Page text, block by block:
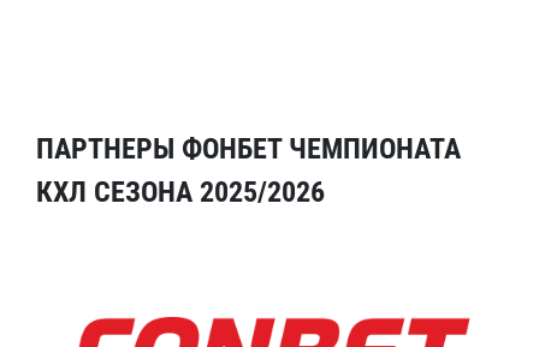
ПАРТНЕРЫ ФОНБЕТ ЧЕМПИОНАТА
КХЛ СЕЗОНА 2025/2026